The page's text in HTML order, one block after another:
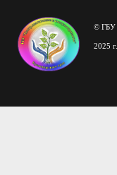
© ГБУ
2025 г.